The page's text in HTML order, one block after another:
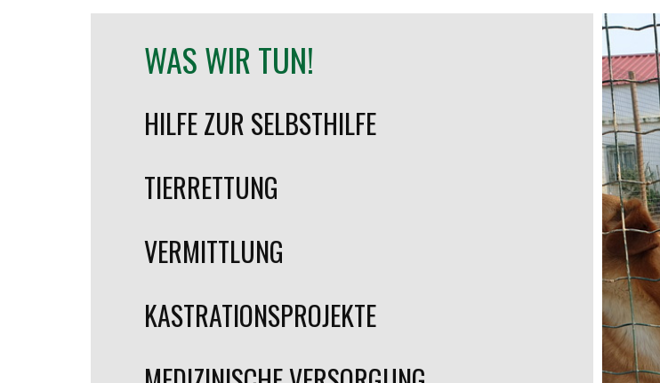
WAS WIR TUN!
HILFE ZUR SELBSTHILFE
TIERRETTUNG
VERMITTLUNG
KASTRATIONSPROJEKTE